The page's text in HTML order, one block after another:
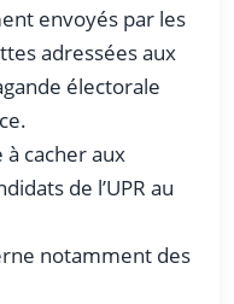
envoyés par les
adressées aux
électorale
cacher aux
de l’UPR au
notamment des